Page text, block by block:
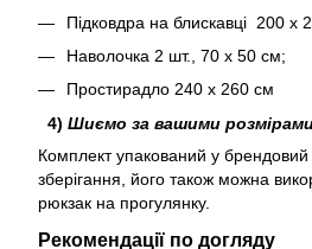
Підковдра на блискавці 200 х
Наволочка 2 шт., 70 х 50 см;
Простирадло 240 х 260 см
4) Шиємо за вашими
Комплект упакований у
зберігання, його також можна
рюкзак на прогулянку.
Рекомендації по догляду